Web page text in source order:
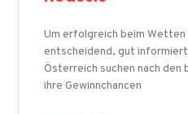
Um erfolgreich beim Wetten
entscheidend, gut informiert
Österreich suchen nach
ihre Gewinnchancen